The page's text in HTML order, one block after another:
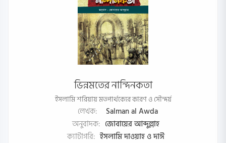
ভিন্নমতের নান্দিনকতা
ইসলামি শরিয়ায় মতপার্থক্যের কারণ ও সৌন্দর্য়
লেখক:
Salman al Awda
অনুবাদক: জোবায়ের আব্দুল্লাহ
ক্যাটাগরি: ইসলামি দাওয়াহ ও দাঈ